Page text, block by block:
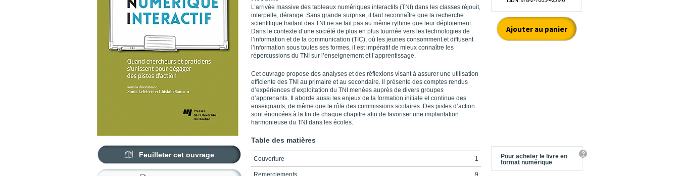
Feuilleter cet ouvrage
L’arrivée massive des tableaux numériques interactifs (TNI) dans les classes réjouit,
interpelle, dérange. Sans grande surprise, il faut reconnaître que la recherche
scientifique traitant des TNI ne se fait pas au même rythme que leur déploiement.
Dans le contexte d’une société de plus en plus tournée vers les technologies de
l’information et de la communication (TIC), où les jeunes consomment et diffusent
l’information sous toutes ses formes, il est impératif de mieux connaître les
répercussions du TNI sur l’enseignement et l’apprentissage.
Cet ouvrage propose des analyses et des réflexions visant à assurer une utilisation
efficiente des TNI au primaire et au secondaire. Il présente des comptes rendus
d’expériences d’exploitation du TNI menées auprès de divers groupes
d’apprenants. Il aborde aussi les enjeux de la formation initiale et continue des
enseignants, de même que le rôle des commissions scolaires. Des pistes d’action
sont énoncées à la fin de chaque chapitre afin de favoriser une implantation
harmonieuse du TNI dans les écoles.
Table des matières
Couverture 1
Remerciements 9
Pour acheter le livre en
format numérique
?